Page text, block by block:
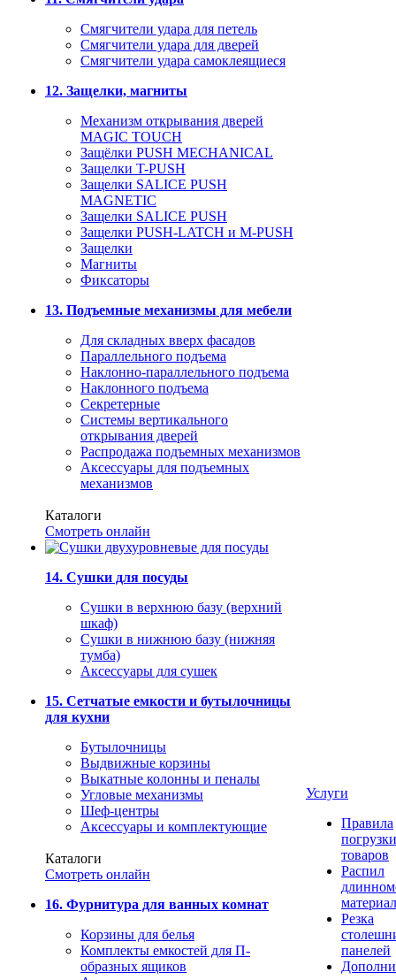
Смягчители удара для петель
Смягчители удара для дверей
Cмягчители удара самоклеящиеся
12. Защелки, магниты
Механизм открывания дверей
MAGIC TOUCH
Защёлки PUSH MECHANICAL
Защелки T-PUSH
Защелки SALICE PUSH
MAGNETIC
Защелки SALICE PUSH
Защелки PUSH-LATCH и M-PUSH
Защелки
Магниты
Фиксаторы
13. Подъемные механизмы для мебели
Для складных вверх фасадов
Параллельного подъема
Наклонно-параллельного подъема
Наклонного подъема
Секретерные
Системы вертикального
открывания дверей
Распродажа подъемных механизмов
Аксессуары для подъемных
механизмов
Каталоги
Смотреть онлайн
14. Сушки для посуды
Сушки в верхнюю базу (верхний
шкаф)
Сушки в нижнюю базу (нижняя
тумба)
Аксессуары для сушек
15. Сетчатые емкости и бутылочницы
для кухни
Бутылочницы
Выдвижные корзины
Выкатные колонны и пеналы
Угловые механизмы
Шеф-центры
Аксессуары и комплектующие
Каталоги
Смотреть онлайн
16. Фурнитура для ванных комнат
Корзины для белья
Комплекты емкостей для П-
образных ящиков
Услуги
Правила
погрузки
товаров
Распил
Резка
панелей